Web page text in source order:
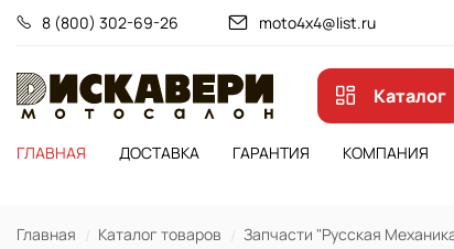
8 (800) 302-69-26 moto4x4@list.ru
Каталог
ГЛАВНАЯ
ДОСТАВКА ГАРАНТИЯ КОМПАНИЯ
Главная Каталог товаров Запчасти "Русская